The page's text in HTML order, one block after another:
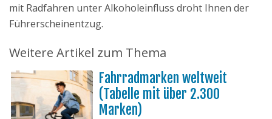
mit Radfahren unter Alkoholeinfluss droht Ihnen der
Führerscheinentzug.
Weitere Artikel zum Thema
Fahrradmarken weltweit
(Tabelle mit über 2.300
Marken)